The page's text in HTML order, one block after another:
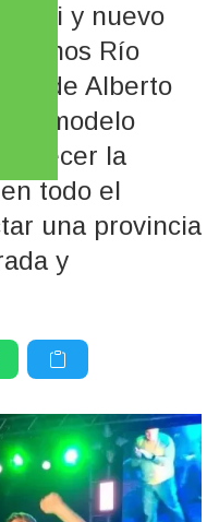
y nuevo
Somos Río
de Alberto
el modelo
la
todo el
una provincia
y